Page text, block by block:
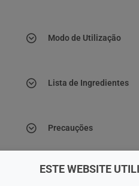
Modo de Utilização
Lista de Ingredientes
Precauções
ESTE WEBSITE